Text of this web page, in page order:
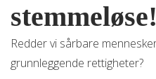
stemmeløse!
Redder vi sårbare
grunnleggende rettigheter?